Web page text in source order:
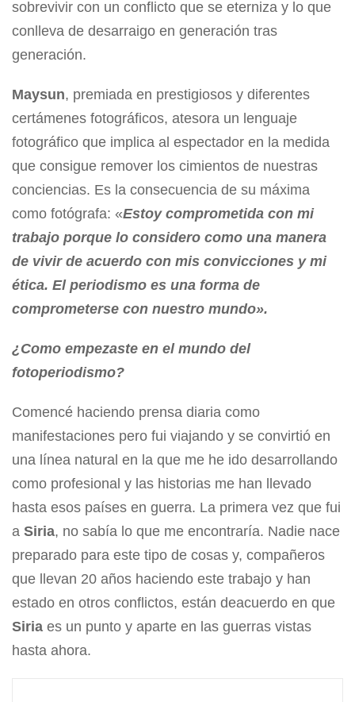
sobrevivir con un conflicto que se eterniza y lo que
conlleva de desarraigo en generación tras
generación.
Maysun, premiada en prestigiosos y diferentes
certámenes fotográficos, atesora un lenguaje
fotográfico que implica al espectador en la medida
que consigue remover los cimientos de nuestras
conciencias. Es la consecuencia de su máxima
como fotógrafa: «Estoy comprometida con mi
trabajo porque lo considero como una manera
de vivir de acuerdo con mis convicciones y mi
ética. El periodismo es una forma de
comprometerse con nuestro mundo».
¿Como empezaste en el mundo del
fotoperiodismo?
Comencé haciendo prensa diaria como
manifestaciones pero fui viajando y se convirtió en
una línea natural en la que me he ido desarrollando
como profesional y las historias me han llevado
hasta esos países en guerra. La primera vez que fui
a Siria, no sabía lo que me encontraría. Nadie nace
preparado para este tipo de cosas y, compañeros
que llevan 20 años haciendo este trabajo y han
estado en otros conflictos, están deacuerdo en que
Siria es un punto y aparte en las guerras vistas
hasta ahora.